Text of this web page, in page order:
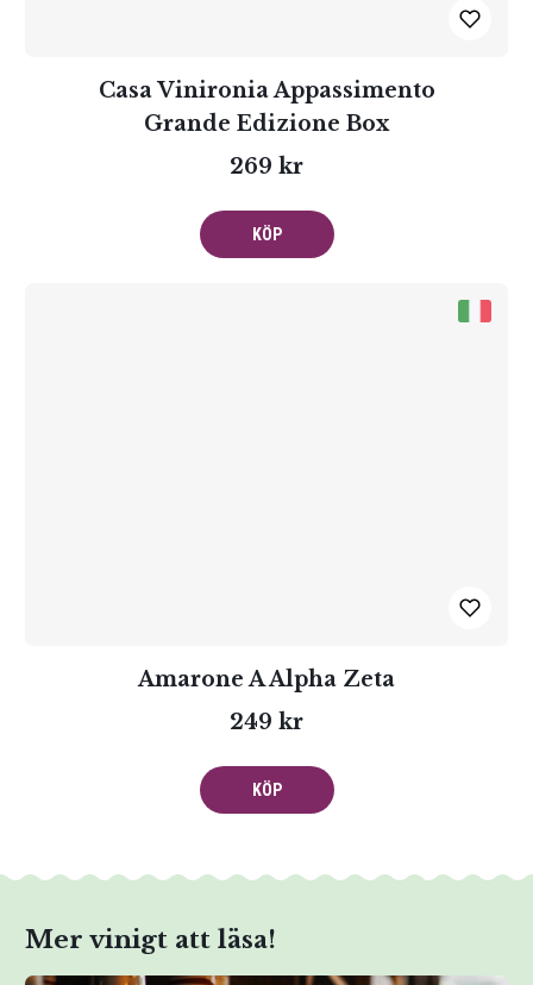
Casa Vinironia Appassimento
Grande Edizione Box
269 kr
KÖP
Amarone A Alpha Zeta
249 kr
KÖP
Mer vinigt att läsa!